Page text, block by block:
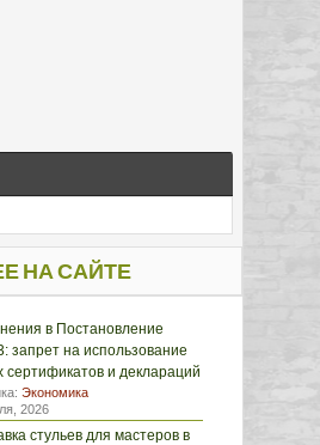
НА САЙТЕ
в Постановление
запрет на использование
сертификатов и деклараций
Экономика
2026
стульев для мастеров в